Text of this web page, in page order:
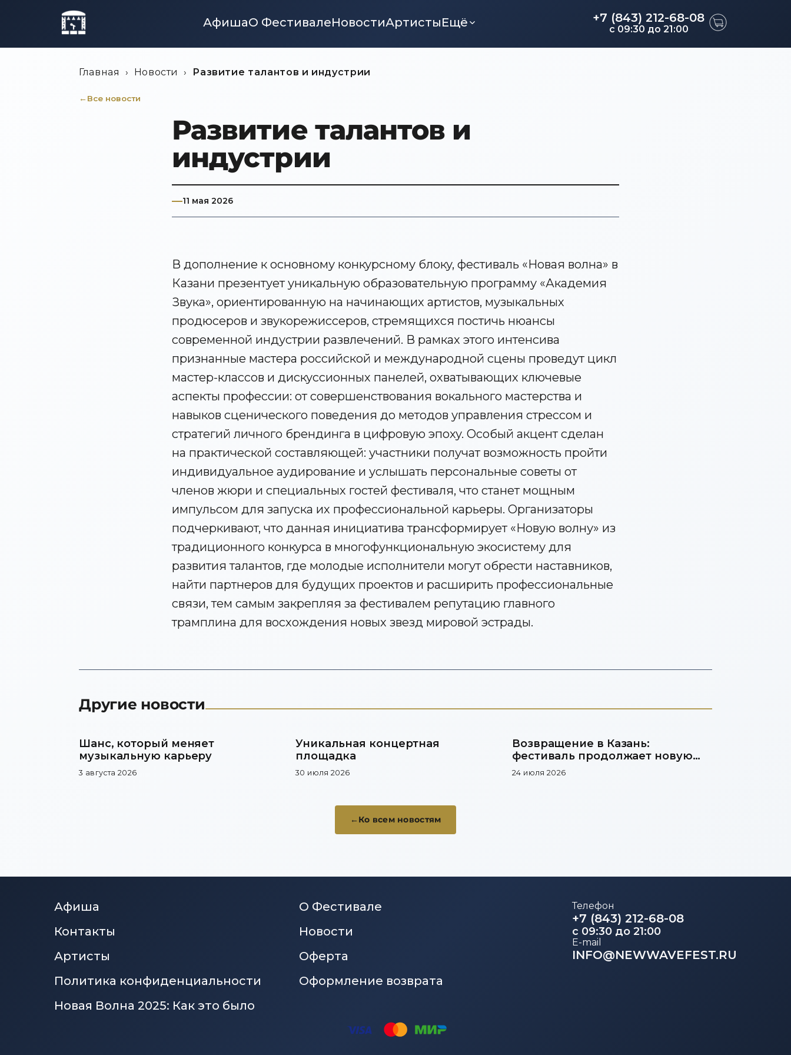
АфишаО ФестивалеНовостиАртистыЕщё +7 (843) 212-68-08
c 09:30 до 21:00
Главная › Новости › Развитие талантов и индустрии
Все новости
Развитие талантов и
индустрии
11 мая 2026
В дополнение к основному конкурсному блоку, фестиваль «Новая волна» в
Казани презентует уникальную образовательную программу «Академия
Звука», ориентированную на начинающих артистов, музыкальных
продюсеров и звукорежиссеров, стремящихся постичь нюансы
современной индустрии развлечений. В рамках этого интенсива
признанные мастера российской и международной сцены проведут цикл
мастер-классов и дискуссионных панелей, охватывающих ключевые
аспекты профессии: от совершенствования вокального мастерства и
навыков сценического поведения до методов управления стрессом и
стратегий личного брендинга в цифровую эпоху. Особый акцент сделан
на практической составляющей: участники получат возможность пройти
индивидуальное аудирование и услышать персональные советы от
членов жюри и специальных гостей фестиваля, что станет мощным
импульсом для запуска их профессиональной карьеры. Организаторы
подчеркивают, что данная инициатива трансформирует «Новую волну» из
традиционного конкурса в многофункциональную экосистему для
развития талантов, где молодые исполнители могут обрести наставников,
найти партнеров для будущих проектов и расширить профессиональные
связи, тем самым закрепляя за фестивалем репутацию главного
трамплина для восхождения новых звезд мировой эстрады.
Другие новости
Шанс, который меняет
музыкальную карьеру
3 августа 2026
Уникальная концертная
площадка
30 июля 2026
Возвращение в Казань:
фестиваль продолжает новую
традицию
24 июля 2026
Ко всем новостям
Афиша
О Фестивале
Контакты
Новости
Артисты
Оферта
Политика конфиденциальности
Оформление возврата
Новая Волна 2025: Как это было
Телефон
+7 (843) 212-68-08
c 09:30 до 21:00
E-mail
INFO@NEWWAVEFEST.RU